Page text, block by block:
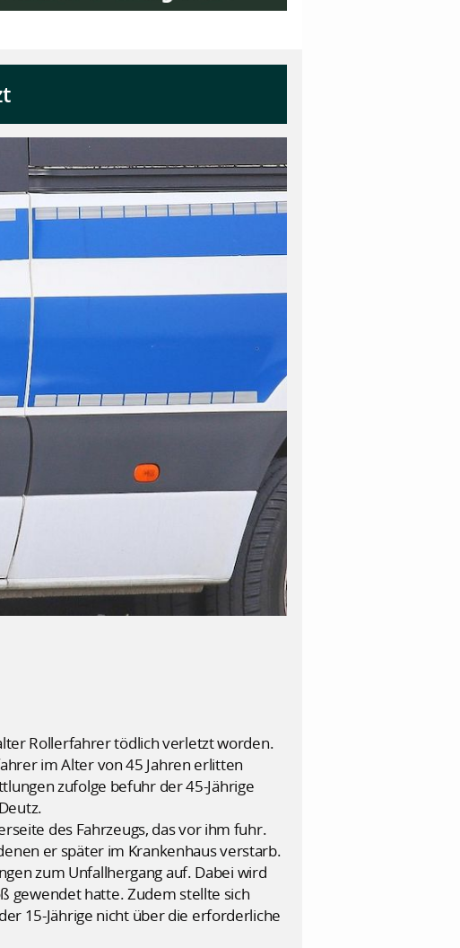
Rollerfahrer tödlich verletzt worden.
im Alter von 45 Jahren erlitten
zufolge befuhr der 45-Jährige
des Fahrzeugs, das vor ihm fuhr.
er später im Krankenhaus verstarb.
zum Unfallhergang auf. Dabei wird
gewendet hatte. Zudem stellte sich
15-Jährige nicht über die erforderliche